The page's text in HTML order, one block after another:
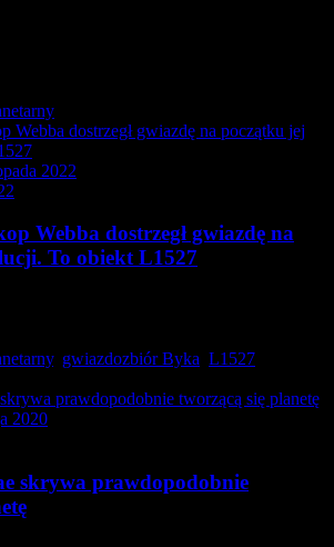
2022
Webba dostrzegł gwiazdę na
To obiekt L1527
, gwiazdozbiór Byka L1527
2020
skrywa prawdopodobnie